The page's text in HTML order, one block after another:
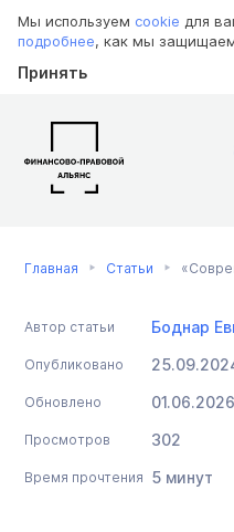
Мы используем cookie для
подробнее, как мы
Принять
Главная Статьи
Автор статьи Боднар
Опубликовано
Обновлено 01.06.2026
Просмотров 302
Время прочтения 5 минут